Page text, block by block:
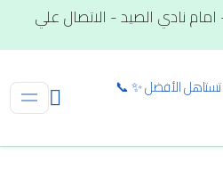
الدقي - امام نادي الصيد - الاتصال علي